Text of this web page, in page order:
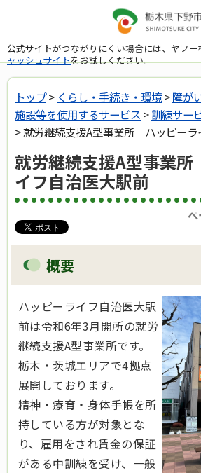
公式サイトがつながりにくい場合には、ヤフ
ャッシュサイトをお試しください。
トップ> くらし・手続き・環境>障が
施設等を使用するサービス >訓練サー
> 就労継続支援A型事業所 ハッピーラ
就労継続支援A型事業
イフ自治医大駅前
概要
ハッピーライフ自治医大駅
前は令和6年3月開所の就労
継続支援A型事業所です。
栃木・茨城エリアで4拠点
展開しております。
精神・療育・身体手帳を所
持している方が対象とな
り、雇用をされ賃金の保証
がある中訓練を受け、一般